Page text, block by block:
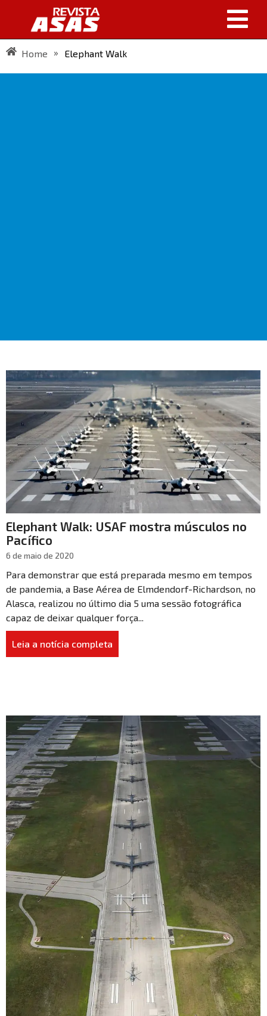
Home » Elephant Walk
Elephant Walk: USAF mostra músculos no
Pacífico
6 de maio de 2020
Para demonstrar que está preparada mesmo em tempos
de pandemia, a Base Aérea de Elmdendorf-Richardson, no
Alasca, realizou no último dia 5 uma sessão fotográfica
capaz de deixar qualquer força...
Leia a notícia completa